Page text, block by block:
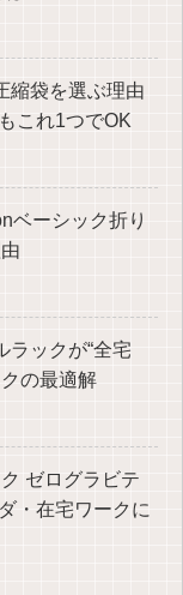
縮袋を選ぶ理由
これ1つでOK
ベーシック折り
ラックが“全宅
の最適解
ゼログラビテ
・在宅ワークに